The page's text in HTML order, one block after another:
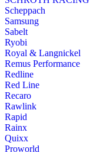
Scheppach
Samsung
Sabelt
Ryobi
Royal & Langnickel
Remus Performance
Redline
Red Line
Recaro
Rawlink
Rapid
Rainx
Quixx
Proworld